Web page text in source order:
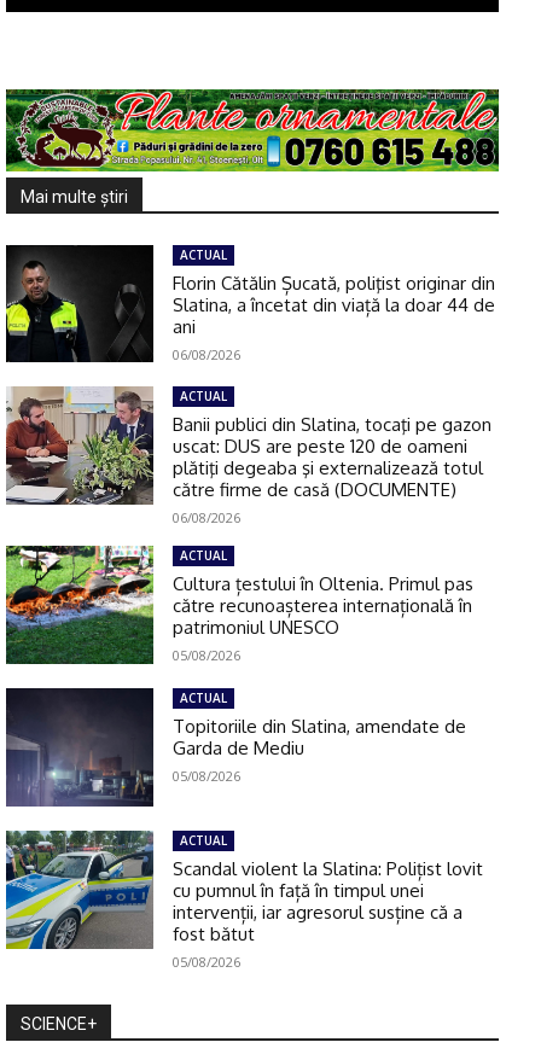
Mai multe ştiri
ACTUAL
Florin Cătălin Șucată, poliţist originar din
Slatina, a încetat din viață la doar 44 de
ani
06/08/2026
ACTUAL
Banii publici din Slatina, tocaţi pe gazon
uscat: DUS are peste 120 de oameni
plătiţi degeaba şi externalizează totul
către firme de casă (DOCUMENTE)
06/08/2026
ACTUAL
Cultura țestului în Oltenia. Primul pas
către recunoașterea internațională în
patrimoniul UNESCO
05/08/2026
ACTUAL
Topitoriile din Slatina, amendate de
Garda de Mediu
05/08/2026
ACTUAL
Scandal violent la Slatina: Polițist lovit
cu pumnul în față în timpul unei
intervenții, iar agresorul susține că a
fost bătut
05/08/2026
SCIENCE+